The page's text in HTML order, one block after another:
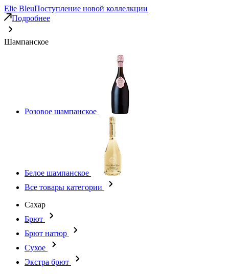
Elie BleuПоступление новой коллелкции
Подробнее
Шампанское
Розовое шампанское
Белое шампанское
Все товары категории
Сахар
Брют
Брют натюр
Сухое
Экстра брют